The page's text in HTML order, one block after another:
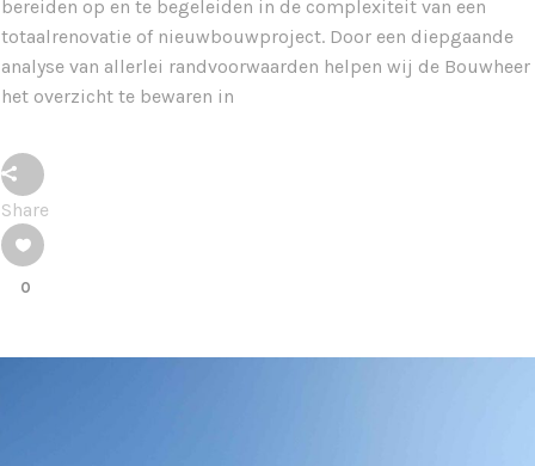
bereiden op en te begeleiden in de complexiteit van een
totaalrenovatie of nieuwbouwproject. Door een diepgaande
analyse van allerlei randvoorwaarden helpen wij de Bouwheer
het overzicht te bewaren in
Share
0